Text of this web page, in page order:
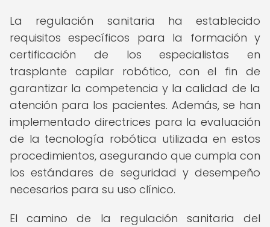
La regulación sanitaria ha establecido
requisitos específicos para la formación y
certificación de los especialistas en
trasplante capilar robótico, con el fin de
garantizar la competencia y la calidad de la
atención para los pacientes. Además, se han
implementado directrices para la evaluación
de la tecnología robótica utilizada en estos
procedimientos, asegurando que cumpla con
los estándares de seguridad y desempeño
necesarios para su uso clínico.
El camino de la regulación sanitaria del